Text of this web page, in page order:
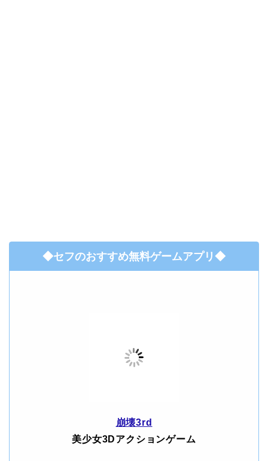
◆セフのおすすめ無料ゲームアプリ◆
崩壊3rd
美少女3Dアクションゲーム